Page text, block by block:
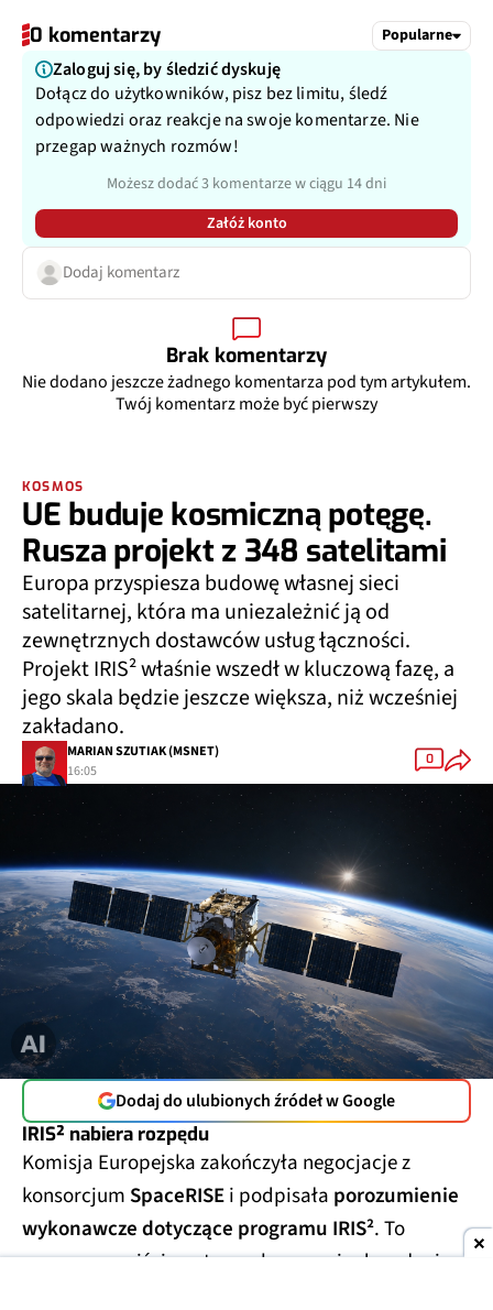
0 komentarzy Popularne
Zaloguj się, by śledzić dyskuję
Dołącz do użytkowników, pisz bez limitu, śledź
odpowiedzi oraz reakcje na swoje komentarze. Nie
przegap ważnych rozmów!
Możesz dodać 3 komentarze w ciągu 14 dni
Załóż konto
Dodaj komentarz
Brak komentarzy
Nie dodano jeszcze żadnego komentarza pod tym artykułem.
Twój komentarz może być pierwszy
KOSMOS
UE buduje kosmiczną potęgę.
Rusza projekt z 348 satelitami
Europa przyspiesza budowę własnej sieci
satelitarnej, która ma uniezależnić ją od
zewnętrznych dostawców usług łączności.
Projekt IRIS² właśnie wszedł w kluczową fazę, a
jego skala będzie jeszcze większa, niż wcześniej
zakładano.
MARIAN SZUTIAK (MSNET)
16:05
0
Dodaj do ulubionych źródeł w Google
IRIS² nabiera rozpędu
Komisja Europejska zakończyła negocjacje z
konsorcjum SpaceRISEi podpisała porozumienie
wykonawcze dotyczące programu IRIS². To
oznacza przejście z etapu planowania do pełnej